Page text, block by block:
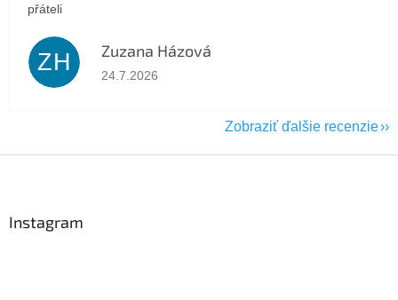
přáteli
ZH Zuzana Házová
Hodnotenie obchodu je 5 z 5 hviezdičiek.
24.7.2026
Zobraziť ďalšie recenzie
Instagram